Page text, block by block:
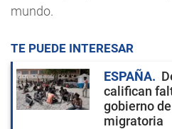
mundo.
TE PUEDE INTERESAR
ESPAÑA
califican
gobierno
migratoria